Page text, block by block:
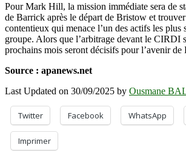
Pour Mark Hill, la mission immédiate sera de
de Barrick après le départ de Bristow et
contentieux qui menace l’un des actifs les plus
groupe. Alors que l’arbitrage devant le CIRDI
prochains mois seront décisifs pour l’avenir
Source : apanews.net
Last Updated on 30/09/2025 by Ousmane
Twitter Facebook WhatsApp
Imprimer